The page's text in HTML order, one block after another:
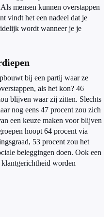
mensen kunnen overstappen
vindt het een nadeel dat je
wordt wanneer je je
bij een partij waar ze
als het kon? 46
blijven waar zij zitten. Slechts
nog eens 47 procent zou zich
een keuze maken voor blijven
hoopt 64 procent via
53 procent zou het
beleggingen doen. Ook een
worden